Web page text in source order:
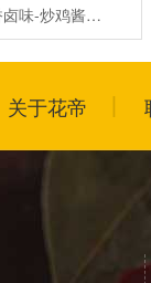
大厨四宝酱香卤味-炒鸡酱调料
关于花帝